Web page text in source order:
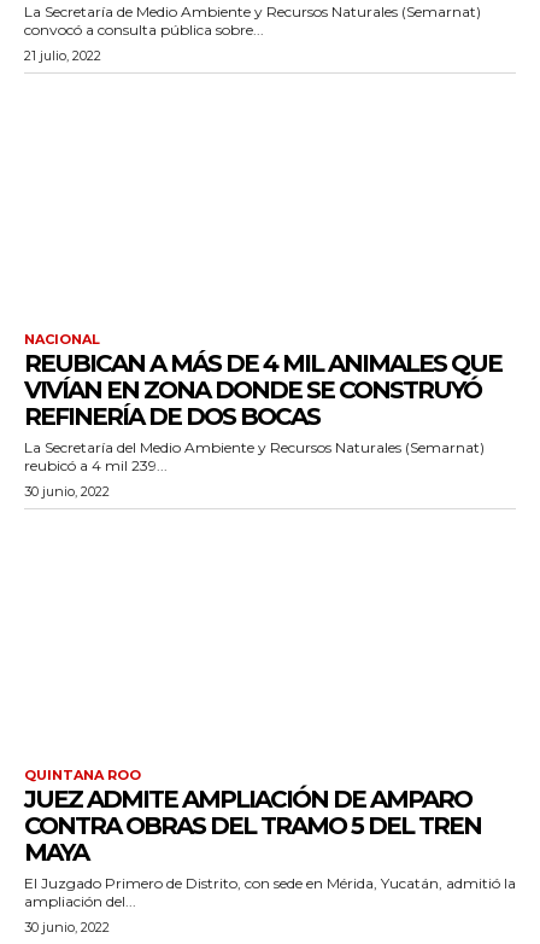
La Secretaría de Medio Ambiente y Recursos Naturales (Semarnat)
convocó a consulta pública sobre...
21 julio, 2022
NACIONAL
REUBICAN A MÁS DE 4 MIL ANIMALES QUE
VIVÍAN EN ZONA DONDE SE CONSTRUYÓ
REFINERÍA DE DOS BOCAS
La Secretaría del Medio Ambiente y Recursos Naturales (Semarnat)
reubicó a 4 mil 239...
30 junio, 2022
QUINTANA ROO
JUEZ ADMITE AMPLIACIÓN DE AMPARO
CONTRA OBRAS DEL TRAMO 5 DEL TREN
MAYA
El Juzgado Primero de Distrito, con sede en Mérida, Yucatán, admitió la
ampliación del...
30 junio, 2022